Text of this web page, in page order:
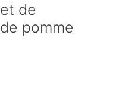
de
pomme